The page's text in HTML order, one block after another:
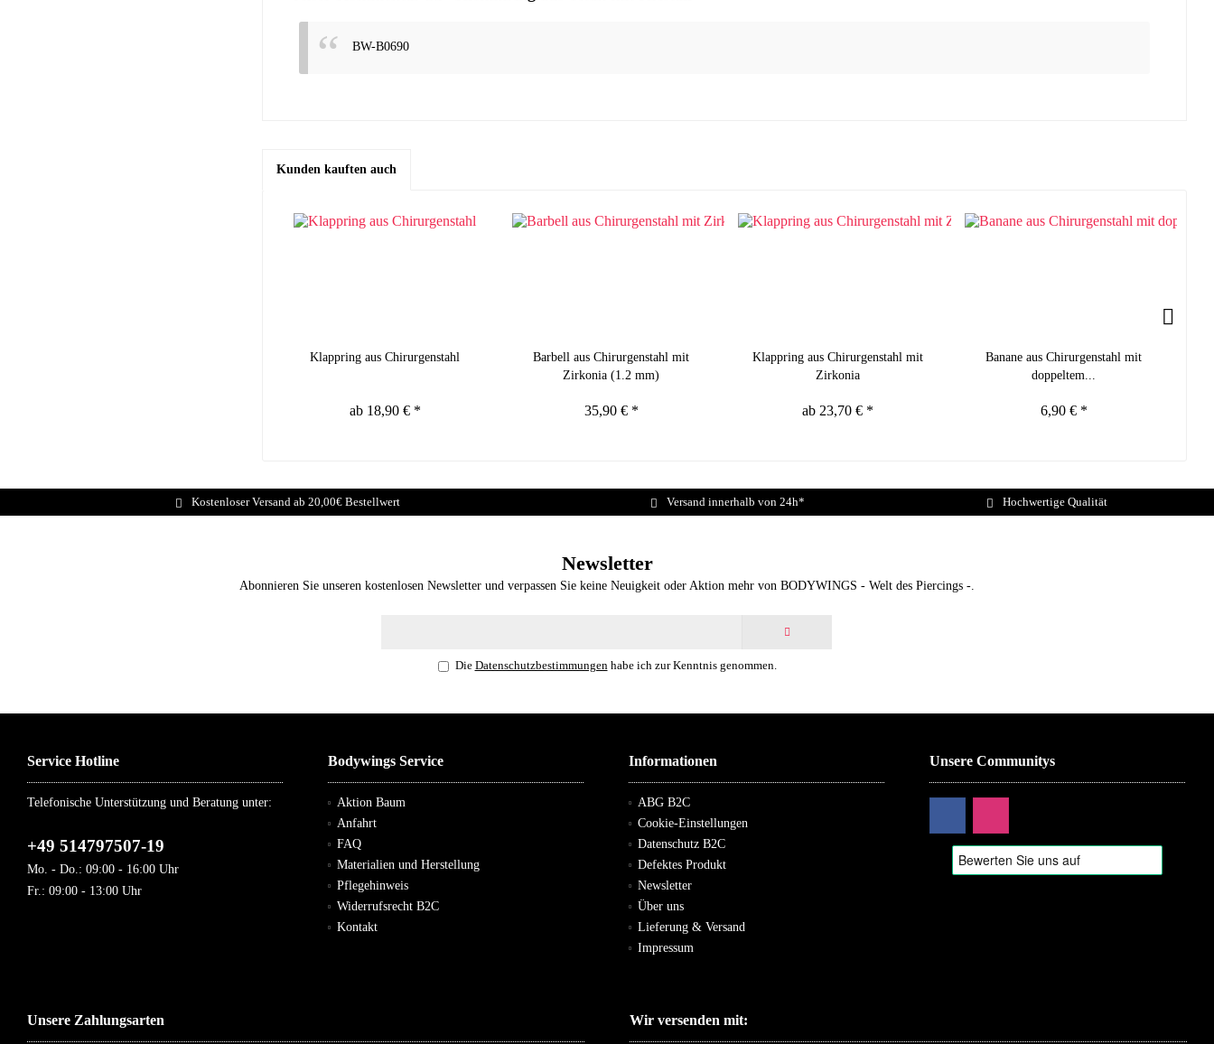
BW-B0690
Kunden kauften auch
Klappring aus Chirurgenstahl
ab 18,90 € *
Barbell aus Chirurgenstahl mit
Zirkonia (1.2 mm)
35,90 € *
Klappring aus Chirurgenstahl mit
Zirkonia
ab 23,70 € *
Banane aus Chirurgenstahl mit
doppeltem...
6,90 € *
Kostenloser Versand ab 20,00€ Bestellwert Versand innerhalb von 24h* Hochwertige Qualität
Newsletter
Abonnieren Sie unseren kostenlosen Newsletter und verpassen Sie keine Neuigkeit oder Aktion mehr von BODYWINGS - Welt des Piercings -.
Die Datenschutzbestimmungenhabe ich zur Kenntnis genommen.
Service Hotline
Telefonische Unterstützung und Beratung unter:
+49 514797507-19
Mo. - Do.: 09:00 - 16:00 Uhr
Fr.: 09:00 - 13:00 Uhr
Bodywings Service
Aktion Baum
Anfahrt
FAQ
Materialien und Herstellung
Pflegehinweis
Widerrufsrecht B2C
Kontakt
Informationen
ABG B2C
Cookie-Einstellungen
Datenschutz B2C
Defektes Produkt
Newsletter
Über uns
Lieferung & Versand
Impressum
Unsere Communitys
Unsere Zahlungsarten Wir versenden mit: